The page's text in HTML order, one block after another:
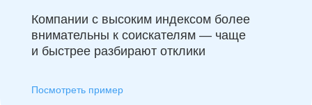
Компании с высоким индексом более
внимательны к соискателям — чаще
и быстрее разбирают отклики
Посмотреть пример